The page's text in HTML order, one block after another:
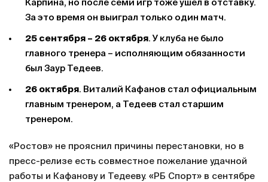
Карпина, но после семи игр тоже ушел в отставку.
За это время он выиграл только один матч.
25 сентября – 26 октября. У клуба не было
главного тренера – исполняющим обязанности
был Заур Тедеев.
26 октября. Виталий Кафанов стал официальным
главным тренером, а Тедеев стал старшим
тренером.
«Ростов» не прояснил причины перестановки, но в
пресс-релизе есть совместное пожелание удачной
работы и Кафанову и Тедееву. «РБ Спорт» в сентябре